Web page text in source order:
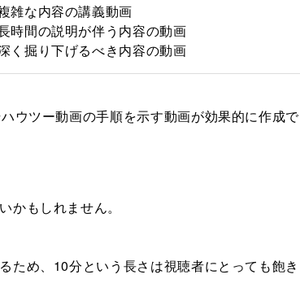
雑な内容の講義動画
時間の説明が伴う内容の動画
く掘り下げるべき内容の動画
ウツー動画の手順を示す動画が効果的に作成で
かもしれません。
ため、10分という長さは視聴者にとっても飽き